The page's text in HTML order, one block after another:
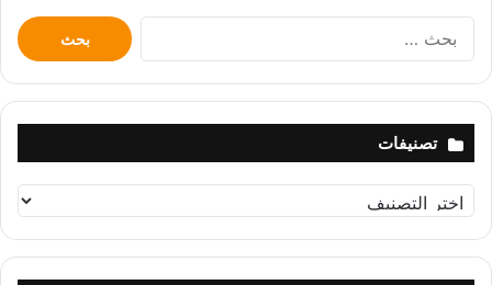
البحث
عن:
تصنيفات
تصنيفات